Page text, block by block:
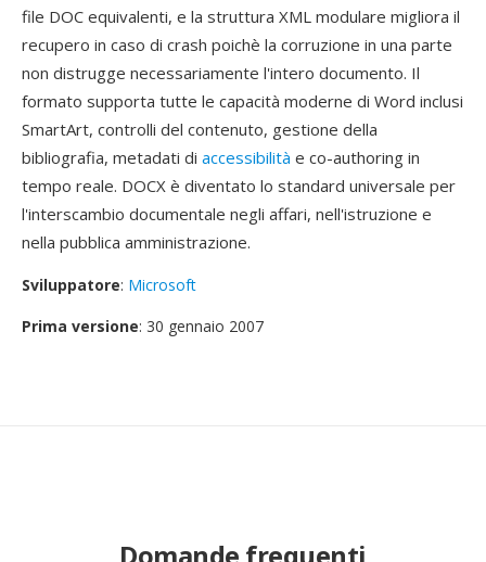
file DOC equivalenti, e la struttura XML modulare migliora il
recupero in caso di crash poichè la corruzione in una parte
non distrugge necessariamente l'intero documento. Il
formato supporta tutte le capacità moderne di Word inclusi
SmartArt, controlli del contenuto, gestione della
bibliografia, metadati di accessibilità e co-authoring in
tempo reale. DOCX è diventato lo standard universale per
l'interscambio documentale negli affari, nell'istruzione e
nella pubblica amministrazione.
Sviluppatore: Microsoft
Prima versione: 30 gennaio 2007